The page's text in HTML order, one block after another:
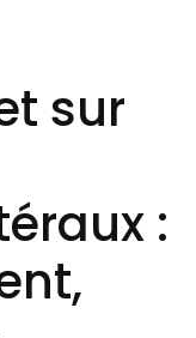
sur
: